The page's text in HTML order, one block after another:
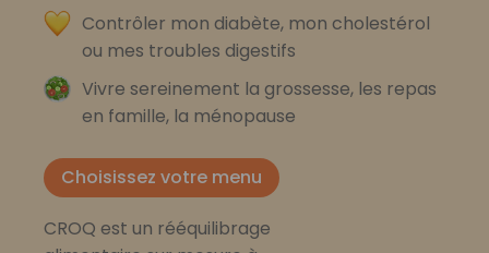
Contrôler mon diabète, mon cholestérol
ou mes troubles digestifs
Vivre sereinement la grossesse, les repas
en famille, la ménopause
Choisissez votre menu
CROQ est un rééquilibrage